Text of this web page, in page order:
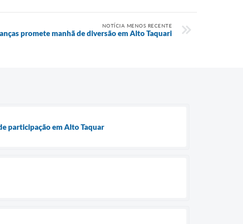
NOTÍCIA MENOS RECENTE
promete manhã de diversão em Alto Taquari
participação em Alto Taquar